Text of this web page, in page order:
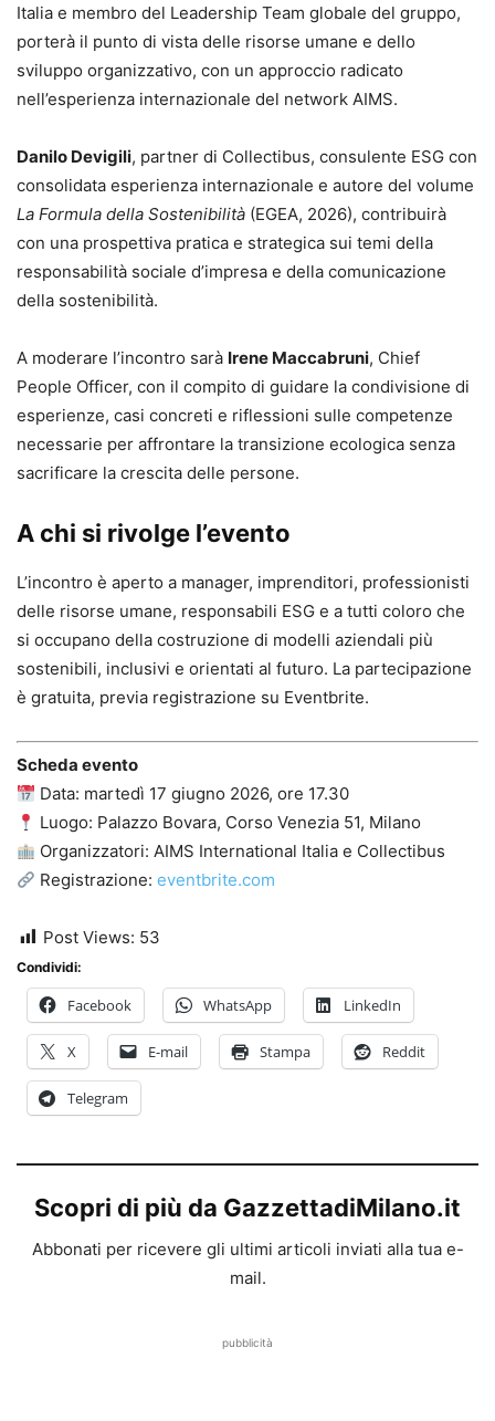
Italia e membro del Leadership Team globale del gruppo,
porterà il punto di vista delle risorse umane e dello
sviluppo organizzativo, con un approccio radicato
nell’esperienza internazionale del network AIMS.
Danilo Devigili, partner di Collectibus, consulente ESG con
consolidata esperienza internazionale e autore del volume
La Formula della Sostenibilità (EGEA, 2026), contribuirà
con una prospettiva pratica e strategica sui temi della
responsabilità sociale d’impresa e della comunicazione
della sostenibilità.
A moderare l’incontro sarà Irene Maccabruni, Chief
People Officer, con il compito di guidare la condivisione di
esperienze, casi concreti e riflessioni sulle competenze
necessarie per affrontare la transizione ecologica senza
sacrificare la crescita delle persone.
A chi si rivolge l’evento
L’incontro è aperto a manager, imprenditori, professionisti
delle risorse umane, responsabili ESG e a tutti coloro che
si occupano della costruzione di modelli aziendali più
sostenibili, inclusivi e orientati al futuro. La partecipazione
è gratuita, previa registrazione su Eventbrite.
Scheda evento
Data: martedì 17 giugno 2026, ore 17.30
Luogo: Palazzo Bovara, Corso Venezia 51, Milano
Organizzatori: AIMS International Italia e Collectibus
Registrazione:eventbrite.com
Post Views: 53
Condividi:
Facebook WhatsApp LinkedIn
X E-mail Stampa Reddit
Telegram
Scopri di più da GazzettadiMilano.it
Abbonati per ricevere gli ultimi articoli inviati alla tua e-
mail.
pubblicità